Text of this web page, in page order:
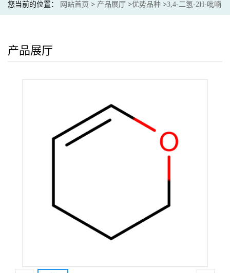
您当前的位置： 网站首页 > 产品展厅 >优势品种 >3,4-二氢-2H-吡喃
产品展厅